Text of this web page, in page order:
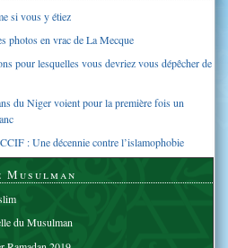
si vous y étiez
photos en vrac de La Mecque
pour lesquelles vous devriez vous dépêcher de
du Niger voient pour la première fois un
: Une décennie contre l’islamophobie
Musulman
du Musulman